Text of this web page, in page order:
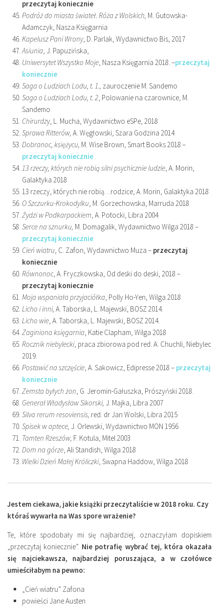
przeczytaj koniecznie
Podróż do miasta świateł. Róża z Wolskich, M. Gutowska-
Adamczyk, Nasza Księgarnia
Kapelusz Pani Wrony, D. Parlak, Wydawnictwo Bis, 2017
Asiunia, J. Papuzińska,
Uniwersytet Wszystko Moje, Nasza Księgarnia 2018. –przeczytaj
koniecznie
Saga o Ludziach Lodu, t. 1., zauroczenie M. Sandemo
Saga o Ludziach Lodu, t. 2, Polowanie na czarownice, M.
Sandemo
Chirurdzy, L. Mucha, Wydawnictwo eSPe, 2018
Sprawa Ritterów, A. Węgłowski, Szara Godzina 2014
Dobranoc, księżycu, M. Wise Brown, Smart Books 2018 –
przeczytaj koniecznie
13 rzeczy, których nie robią silni psychicznie ludzie, A. Morin,
Galaktyka 2018
13 rzeczy, których nie robią…rodzice, A. Morin, Galaktyka 2018
O Szczurku-Krokodylku, M. Gorzechowska, Marruda 2018
Żydzi w Podkarpackiem, A. Potocki, Libra 2004
Serce na sznurku, M. Domagalik, Wydawnictwo Wilga 2018 –
przeczytaj koniecznie
Cień wiatru, C. Zafon, Wydawnictwo Muza – przeczytaj
koniecznie
Równonoc, A. Fryczkowska, Od deski do deski, 2018 –
przeczytaj koniecznie
Moja wspaniała przyjaciółka, Polly Ho-Yen, Wilga 2018
Licho i inni, A. Taborska, L. Majewski, BOSZ 2014.
Licho wie, A. Taborska, L. Majewski, BOSZ 2014.
Zaginiona księgarnia, Katie Clapham, Wilga 2018
Rocznik niebylecki, praca zbiorowa pod red. A. Chuchli, Niebylec
2019.
Postawić na szczęście, A. Sakowicz, Edipresse 2018 – przeczytaj
koniecznie
Zemsta byłych żon, G. Jeromin-Gałuszka, Prószyński 2018.
Generał Władysław Sikorski, J. Majka, Libra 2007
Silva rerum resoviensis, red. dr Jan Wolski, Libra 2015
Spisek w aptece, J. Orlewski, Wydawnictwo MON 1956
Tamten Rzeszów, F. Kotula, Mitel 2003
Dom na górze, Ali Standish, Wilga 2018
Wielki Dzień Małej Króliczki, Swapna Haddow, Wilga 2018
Jestem ciekawa, jakie książki przeczytaliście w 2018 roku. Czy
któraś wywarła na Was spore wrażenie?
Te, które spodobały mi się najbardziej, oznaczyłam dopiskiem
„przeczytaj koniecznie”. Nie potrafię wybrać tej, która okazała
się najciekawsza, najbardziej poruszająca, a w czołówce
umieściłabym na pewno:
„Cień wiatru” Zafona
powieści Jane Austen